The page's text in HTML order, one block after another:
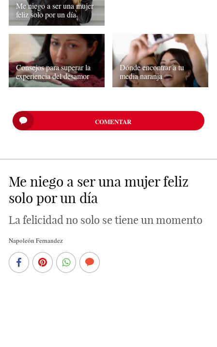
Me niego a ser una mujer
feliz solo por un día
Consejos para superar la
experiencia del desamor
Dónde encontrar a tu
media naranja
COMENTAR
Me niego a ser una mujer feliz
solo por un día
La felicidad no solo se tiene un momento
Napoleón Fernandez